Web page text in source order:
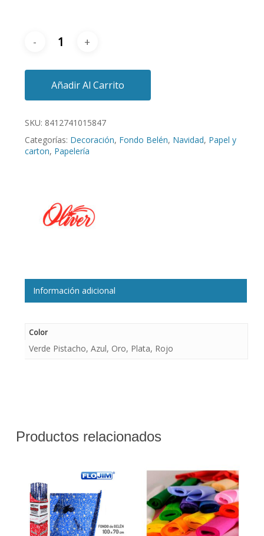
Añadir Al Carrito
SKU: 8412741015847
Categorías: Decoración, Fondo Belén, Navidad, Papel y
carton, Papelería
Información adicional
Color
Verde Pistacho, Azul, Oro, Plata, Rojo
Productos relacionados